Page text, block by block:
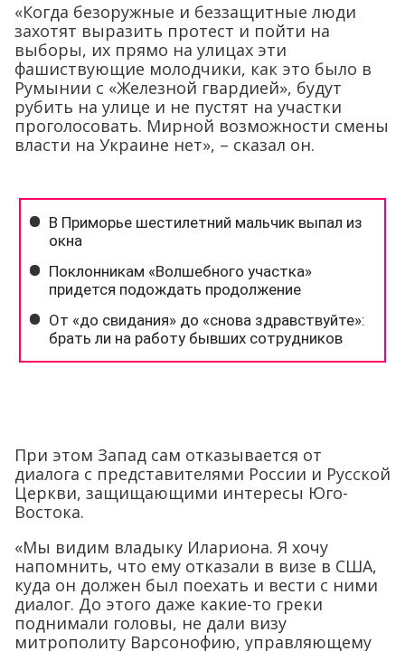
«Когда безоружные и беззащитные люди
захотят выразить протест и пойти на
выборы, их прямо на улицах эти
фашиствующие молодчики, как это было в
Румынии с «Железной гвардией», будут
рубить на улице и не пустят на участки
проголосовать. Мирной возможности смены
власти на Украине нет», – сказал он.
При этом Запад сам отказывается от
диалога с представителями России и Русской
Церкви, защищающими интересы Юго-
Востока.
«Мы видим владыку Илариона. Я хочу
напомнить, что ему отказали в визе в США,
куда он должен был поехать и вести с ними
диалог. До этого даже какие-то греки
поднимали головы, не дали визу
митрополиту Варсонофию, управляющему